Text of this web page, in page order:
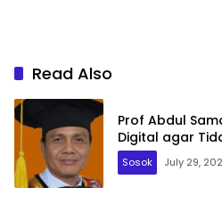
Read Also
Prof Abdul
Digital agar
Sosok July 29,